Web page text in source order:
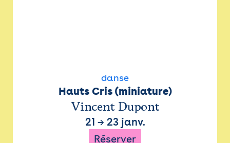
danse
Hauts Cris (miniature)
Vincent Dupont
21 → 23 janv.
Réserver